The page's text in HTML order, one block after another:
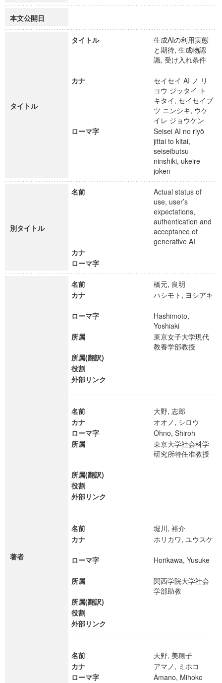
本文公開日
タイトル
タイトル
生成AIの利用実態
と期待, 生成物認
識, 受け入れ条件
カナ
セイセイ AI ノ リ
ヨウ ジッタイ ト
キタイ, セイセイブ
ツ ニンシキ, ウケ
イレ ジョウケン
ローマ字
Seisei AI no riyō
jittai to kitai,
seiseibutsu
ninshiki, ukeire
jōken
別タイトル
名前
Actual status of
use, user’s
expectations,
authentication and
acceptance of
generative AI
カナ
ローマ字
著者
名前
橋元, 良明
カナ
ハシモト, ヨシアキ
ローマ字
Hashimoto,
Yoshiaki
所属
東京女子大学現代
教養学部教授
所属(翻訳)
役割
外部リンク
名前
大野, 志郎
カナ
オオノ, シロウ
ローマ字
Ohno, Shiroh
所属
東京大学社会科学
研究所特任准教授
所属(翻訳)
役割
外部リンク
名前
堀川, 裕介
カナ
ホリカワ, ユウスケ
ローマ字 Horikawa, Yusuke
所属
関西学院大学社会
学部助教
所属(翻訳)
役割
外部リンク
名前
天野, 美穂子
カナ
アマノ, ミホコ
ローマ字
Amano, Mihoko